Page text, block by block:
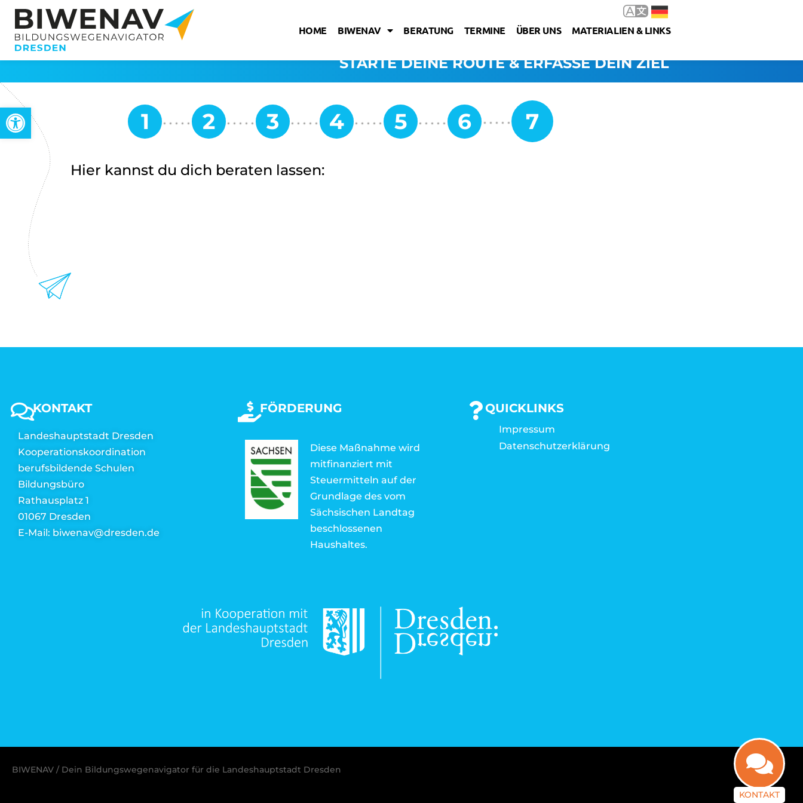
Werkzeugleiste öffnen
HOME BIWENAV BERATUNG TERMINE ÜBER UNS MATERIALIEN & LINKS
STARTE DEINE ROUTE & ERFASSE DEIN ZIEL
Hier kannst du dich beraten lassen:
KONTAKT
Landeshauptstadt Dresden
Kooperationskoordination
berufsbildende Schulen
Bildungsbüro
Rathausplatz 1
01067 Dresden
E-Mail: biwenav@dresden.de
FÖRDERUNG
Diese Maßnahme wird
mitfinanziert mit
Steuermitteln auf der
Grundlage des vom
Sächsischen Landtag
beschlossenen
Haushaltes.
QUICKLINKS
Impressum
Datenschutzerklärung
BIWENAV / Dein Bildungswegenavigator für die Landeshauptstadt Dresden
KONTAKT